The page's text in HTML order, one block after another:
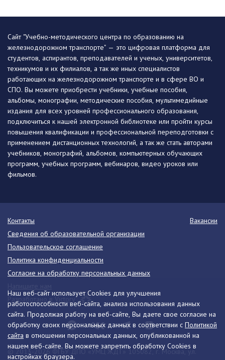
Наш веб-сайт использует Cookies для улучшения
работоспособности веб-сайта, анализа использования данных
сайта. Продолжая работу на веб-сайте, Вы даете свое согласие на
обработку своих персональных данных в соответствии с Политикой
сайта в отношении персональных данных, опубликованной на
нашем веб-сайте. Вы можете запретить обработку Cookies в
настройках браузера.
Сайт "Учебно-методического центра по образованию на
железнодорожном транспорте" — это цифровая платформа для
студентов, аспирантов, преподавателей и ученых, университетов,
техникумов и их филиалов, а так же иных специалистов
работающих на железнодорожном транспорте и в сфере ВО и
СПО. Вы можете приобрести учебники, учебные пособия,
альбомы, монографии, методические пособия, мультимедийные
издания для всех уровней профессионального образования,
подключиться к нашей электронной библиотеке или пройти курсы
повышения квалификации и профессиональной переподготовки с
применением дистанционных технологий, а так же стать авторами
учебников, монографий, альбомов, компьютерных обучающих
программ, учебных программ, вебинаров, видео уроков или
фильмов.
© 2013-2026 ФГБУ ДПО «УМЦ ЖДТ» 105082, г. Москва, ул.
Контакты
Вакансии
Сведения об образовательной организации
Пользовательское соглашение
Политика конфиденциальности
Согласие на обработку персональных данных
Разработано в Victory